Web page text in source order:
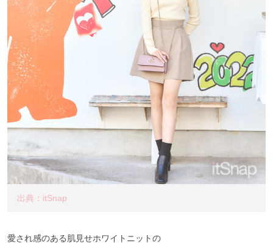
出典：itSnap
愛され感のある肌見せホワイトニットの